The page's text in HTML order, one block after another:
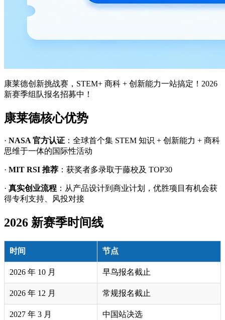
康莱德创新挑战赛，STEM+ 商科 + 创新能力一站搞定！2026
新赛季组队报名招募中！
康莱德核心优势
· NASA 官方认证 ：全球首个集 STEM 知识 + 创新能力 + 商科
思维于一体的国际性活动
· MIT RSI 推荐 ：获奖者多录取于藤校及 TOP30
· 真实创业流程 ：从产品设计到商业计划，优胜项目有机会获
得专利支持、风投对接
2026 新赛季时间线
时间 节点
2026 年 10 月 早鸟报名截止
2026 年 12 月 常规报名截止
2027 年 3 月 中国站决选